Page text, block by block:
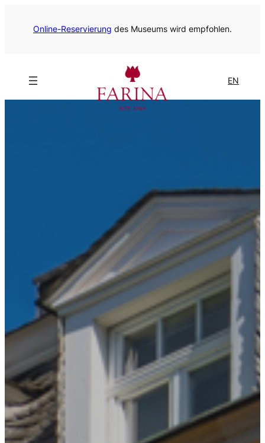
Online-Reservierung des Museums wird empfohlen.
EN